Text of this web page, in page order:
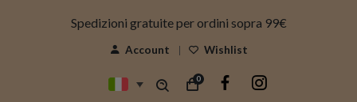
Spedizioni gratuite per ordini sopra 99€
Account Wishlist
0